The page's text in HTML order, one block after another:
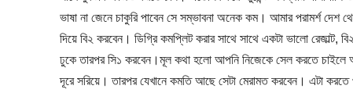
ভাষা না জেনে চাকুরি পাবেন সে সম্ভাবনা অনেক কম। আমার পরামর্শ দেশ
দিয়ে বি২ করবেন। ডিগ্রি কমপ্লিট করার সাথে সাথে একটা ভালো রেজাল্ট,
ঢুকে তারপর সি১ করবেন।মূল কথা হলো আপনি নিজেকে সেল করতে
দূরে সরিয়ে। তারপর যেখানে কমতি আছে সেটা মেরামত করবেন। এটা